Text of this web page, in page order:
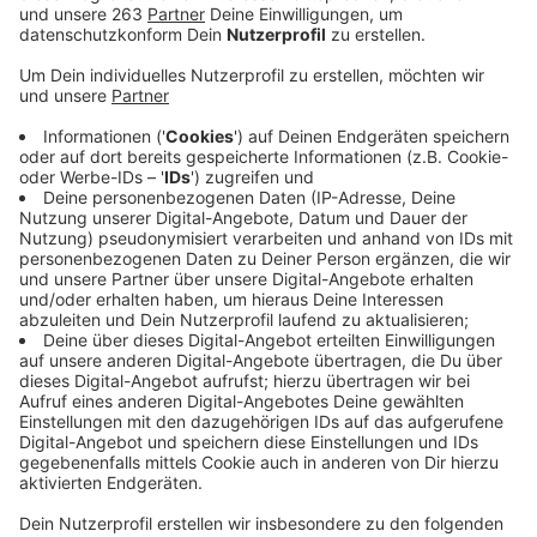
Anzeige
Richtfest für das neue Feuerwehrgerätehaus gefeiert.
Zimmermeister Peter Menges sprach den
traditionellen Richtspruch und markierte damit den
Start der nächsten Bauphase. Das Gebäude entsteht
direkt neben dem Kindergarten und soll Ende 2025
fertig sein. Die Feuerwehr Holzhausen bekommt damit
moderne Räume, eine große Fahrzeughalle und Platz
für die Jugendfeuerwehr. Auch eine Kinderfeuerwehr
soll künftig gegründet werden. Bürgermeister
Christoph Ewers lobte das Projekt als wichtigen
Schritt für Sicherheit und Gemeinschaft in Burbach.
Das Gebäude wird nachhaltig gebaut – mit Holz,
Gründach und Wärmepumpe. Insgesamt investiert die
Gemeinde rund 2,7 Millionen Euro, gefördert mit